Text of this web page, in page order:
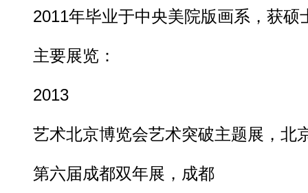
2011年毕业于中央美院版画系，获硕
主要展览：
2013
艺术北京博览会艺术突破主题展，北
第六届成都双年展，成都